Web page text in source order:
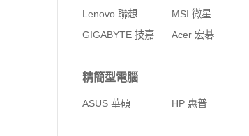
Lenovo 聯想
MSI 微星
GIGABYTE 技嘉
Acer 宏碁
精簡型電腦
ASUS 華碩 HP 惠普